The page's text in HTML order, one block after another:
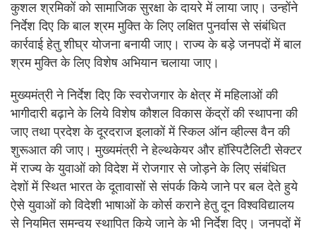
कुशल श्रमिकों को सामाजिक सुरक्षा के दायरे में लाया जाए। उन्होंने
निर्देश दिए कि बाल श्रम मुक्ति के लिए लक्षित पुनर्वास से संबंधित
कार्रवाई हेतु शीघ्र योजना बनायी जाए। राज्य के बड़े जनपदों में बाल
श्रम मुक्ति के लिए विशेष अभियान चलाया जाए।
मुख्यमंत्री ने निर्देश दिए कि स्वरोजगार के क्षेत्र में महिलाओं की
भागीदारी बढ़ाने के लिये विशेष कौशल विकास केंद्रों की स्थापना की
जाए तथा प्रदेश के दूरदराज इलाकों में स्किल ऑन व्हील्स वैन की
शुरूआत की जाए। मुख्यमंत्री ने हेल्थकेयर और हॉस्पिटैलिटी सेक्टर
में राज्य के युवाओं को विदेश में रोजगार से जोड़ने के लिए संबंधित
देशों में स्थित भारत के दूतावासों से संपर्क किये जाने पर बल देते हुये
ऐसे युवाओं को विदेशी भाषाओं के कोर्स कराने हेतु दून विश्वविद्यालय
से नियमित समन्वय स्थापित किये जाने के भी निर्देश दिए। जनपदों में